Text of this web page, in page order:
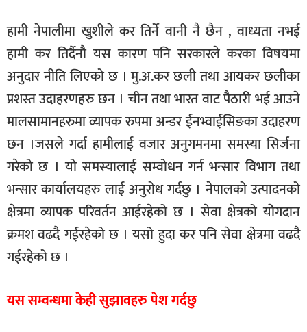
हामी नेपालीमा खुशीले कर तिर्ने वानी नै छैन , वाध्यता नभई
हामी कर तिर्दैनौ यस कारण पनि सरकारले करका विषयमा
अनुदार नीति लिएको छ । मु.अ.कर छली तथा आयकर छलीका
प्रशस्त उदाहरणहरु छन । चीन तथा भारत वाट पैठारी भई आउने
मालसामानहरुमा व्यापक रुपमा अन्डर ईनभ्वाईसिङका उदाहरण
छन ।जसले गर्दा हामीलाई वजार अनुगमनमा समस्या सिर्जना
गरेको छ । यो समस्यालाई सम्वोधन गर्न भन्सार विभाग तथा
भन्सार कार्यालयहरु लाई अनुरोध गर्दछु । नेपालको उत्पादनको
क्षेत्रमा व्यापक परिवर्तन आईरहेको छ । सेवा क्षेत्रको योेगदान
क्रमश वढदै गईरहेको छ । यसो हुदा कर पनि सेवा क्षेत्रमा वढदै
गईरहेको छ ।
यस सम्वन्धमा केही सुझावहरु पेश गर्दछु